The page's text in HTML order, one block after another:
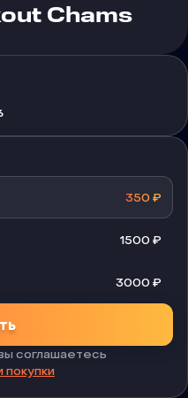
Chams
350₽
1500₽
3000₽
соглашаетесь
покупки